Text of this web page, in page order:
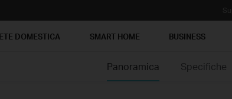
DOMESTICA SMART HOME BUSINESS
Panoramica Specifiche